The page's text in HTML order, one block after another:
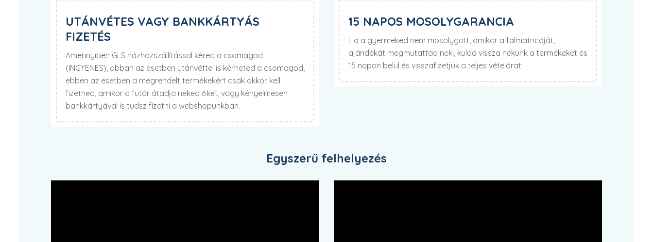
UTÁNVÉTES VAGY BANKKÁRTYÁS
FIZETÉS
Amennyiben GLS házhozszállítással kéred a csomagod
(INGYENES), abban az esetben utánvéttel is kérheted a csomagod,
ebben az esetben a megrendelt termékekért csak akkor kell
fizetned, amikor a futár átadja neked őket, vagy kényelmesen
bankkártyával is tudsz fizetni a webshopunkban.
15 NAPOS MOSOLYGARANCIA
Ha a gyermeked nem mosolygott, amikor a falmatricáját,
ajándékát megmutattad neki, küldd vissza nekünk a termékeket és
15 napon belül és visszafizetjük a teljes vételárat!
Egyszerű felhelyezés